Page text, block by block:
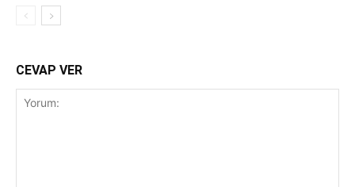
CEVAP VER